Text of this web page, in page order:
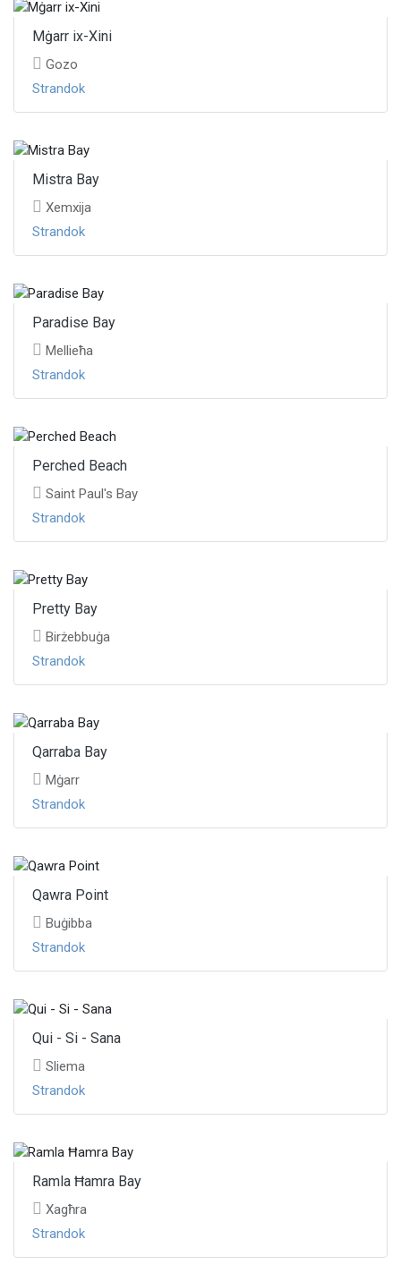
Mġarr ix-Xini
Gozo
Strandok
Mistra Bay
Xemxija
Strandok
Paradise Bay
Mellieħa
Strandok
Perched Beach
Saint Paul's Bay
Strandok
Pretty Bay
Birżebbuġa
Strandok
Qarraba Bay
Mġarr
Strandok
Qawra Point
Buġibba
Strandok
Qui - Si - Sana
Sliema
Strandok
Ramla Ħamra Bay
Xagħra
Strandok